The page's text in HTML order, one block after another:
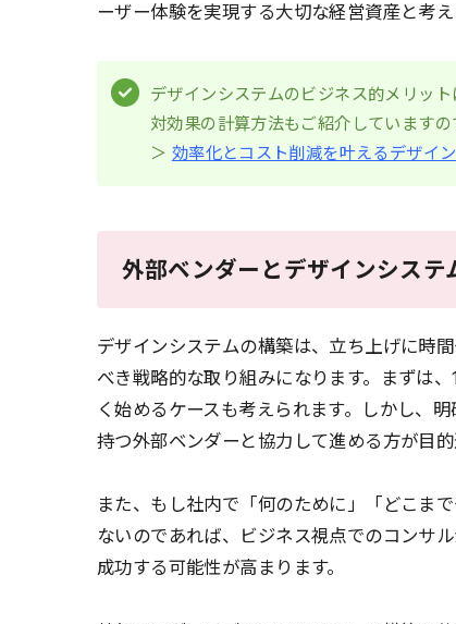
ーザー体験を実現する大切な経営資産と考え
デザインシステムのビジネス的メリッ
対効果の計算方法もご紹介していますの
＞ 効率化とコスト削減を叶えるデザイ
外部ベンダーとデザインシステ
デザインシステムの構築は、立ち上げに時
べき戦略的な取り組みになります。まずは
く始めるケースも考えられます。しかし、
持つ外部ベンダーと協力して進める方が目的
また、もし社内で「何のために」「どこま
ないのであれば、ビジネス視点でのコンサ
成功する可能性が高まります。